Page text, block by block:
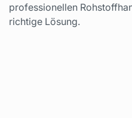
professionellen
richtige Lösung.